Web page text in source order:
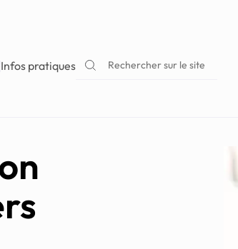
Infos pratiques Rechercher sur le site